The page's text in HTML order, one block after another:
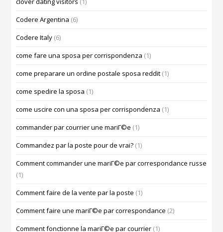
Codere Argentina (6)
Codere Italy (6)
come fare una sposa per corrispondenza (1)
come preparare un ordine postale sposa reddit (1)
come spedire la sposa (1)
come uscire con una sposa per corrispondenza (1)
commander par courrier une mariГ©e (1)
Commandez par la poste pour de vrai? (1)
Comment commander une mariГ©e par correspondance russe
(1)
Comment faire de la vente par la poste (1)
Comment faire une mariГ©e par correspondance (2)
Comment fonctionne la mariГ©e par courrier (1)